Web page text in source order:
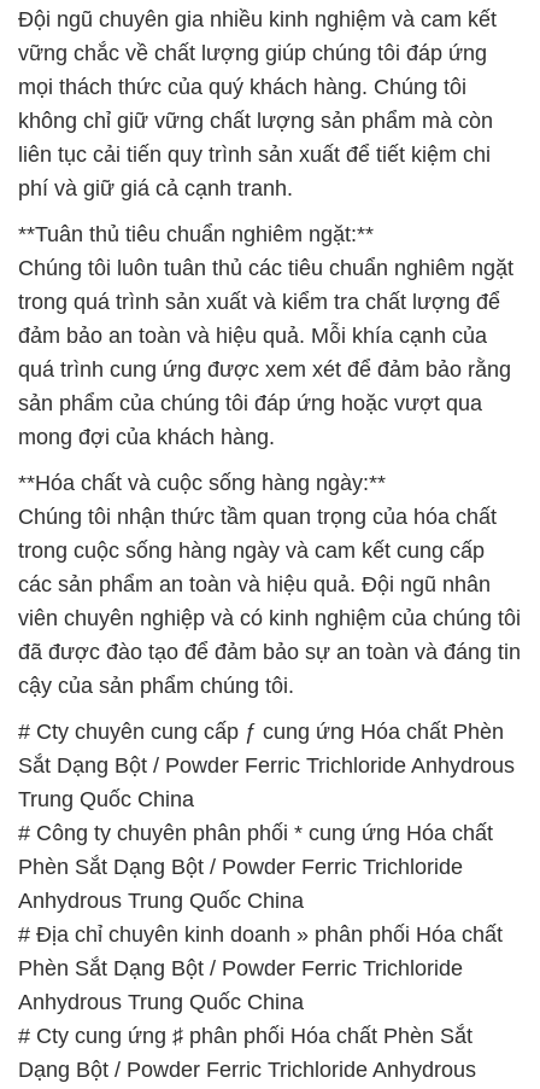
Đội ngũ chuyên gia nhiều kinh nghiệm và cam kết
vững chắc về chất lượng giúp chúng tôi đáp ứng
mọi thách thức của quý khách hàng. Chúng tôi
không chỉ giữ vững chất lượng sản phẩm mà còn
liên tục cải tiến quy trình sản xuất để tiết kiệm chi
phí và giữ giá cả cạnh tranh.
**Tuân thủ tiêu chuẩn nghiêm ngặt:**
Chúng tôi luôn tuân thủ các tiêu chuẩn nghiêm ngặt
trong quá trình sản xuất và kiểm tra chất lượng để
đảm bảo an toàn và hiệu quả. Mỗi khía cạnh của
quá trình cung ứng được xem xét để đảm bảo rằng
sản phẩm của chúng tôi đáp ứng hoặc vượt qua
mong đợi của khách hàng.
**Hóa chất và cuộc sống hàng ngày:**
Chúng tôi nhận thức tầm quan trọng của hóa chất
trong cuộc sống hàng ngày và cam kết cung cấp
các sản phẩm an toàn và hiệu quả. Đội ngũ nhân
viên chuyên nghiệp và có kinh nghiệm của chúng tôi
đã được đào tạo để đảm bảo sự an toàn và đáng tin
cậy của sản phẩm chúng tôi.
# Cty chuyên cung cấp ƒ cung ứng Hóa chất Phèn
Sắt Dạng Bột / Powder Ferric Trichloride Anhydrous
Trung Quốc China
# Công ty chuyên phân phối * cung ứng Hóa chất
Phèn Sắt Dạng Bột / Powder Ferric Trichloride
Anhydrous Trung Quốc China
# Địa chỉ chuyên kinh doanh » phân phối Hóa chất
Phèn Sắt Dạng Bột / Powder Ferric Trichloride
Anhydrous Trung Quốc China
# Cty cung ứng ♯ phân phối Hóa chất Phèn Sắt
Dạng Bột / Powder Ferric Trichloride Anhydrous